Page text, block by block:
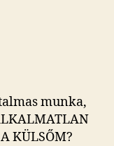
munka,
KÜLSŐM?